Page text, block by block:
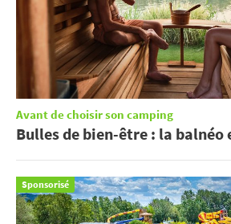
Avant de choisir son camping
Bulles de bien-être : la balnéo
Sponsorisé